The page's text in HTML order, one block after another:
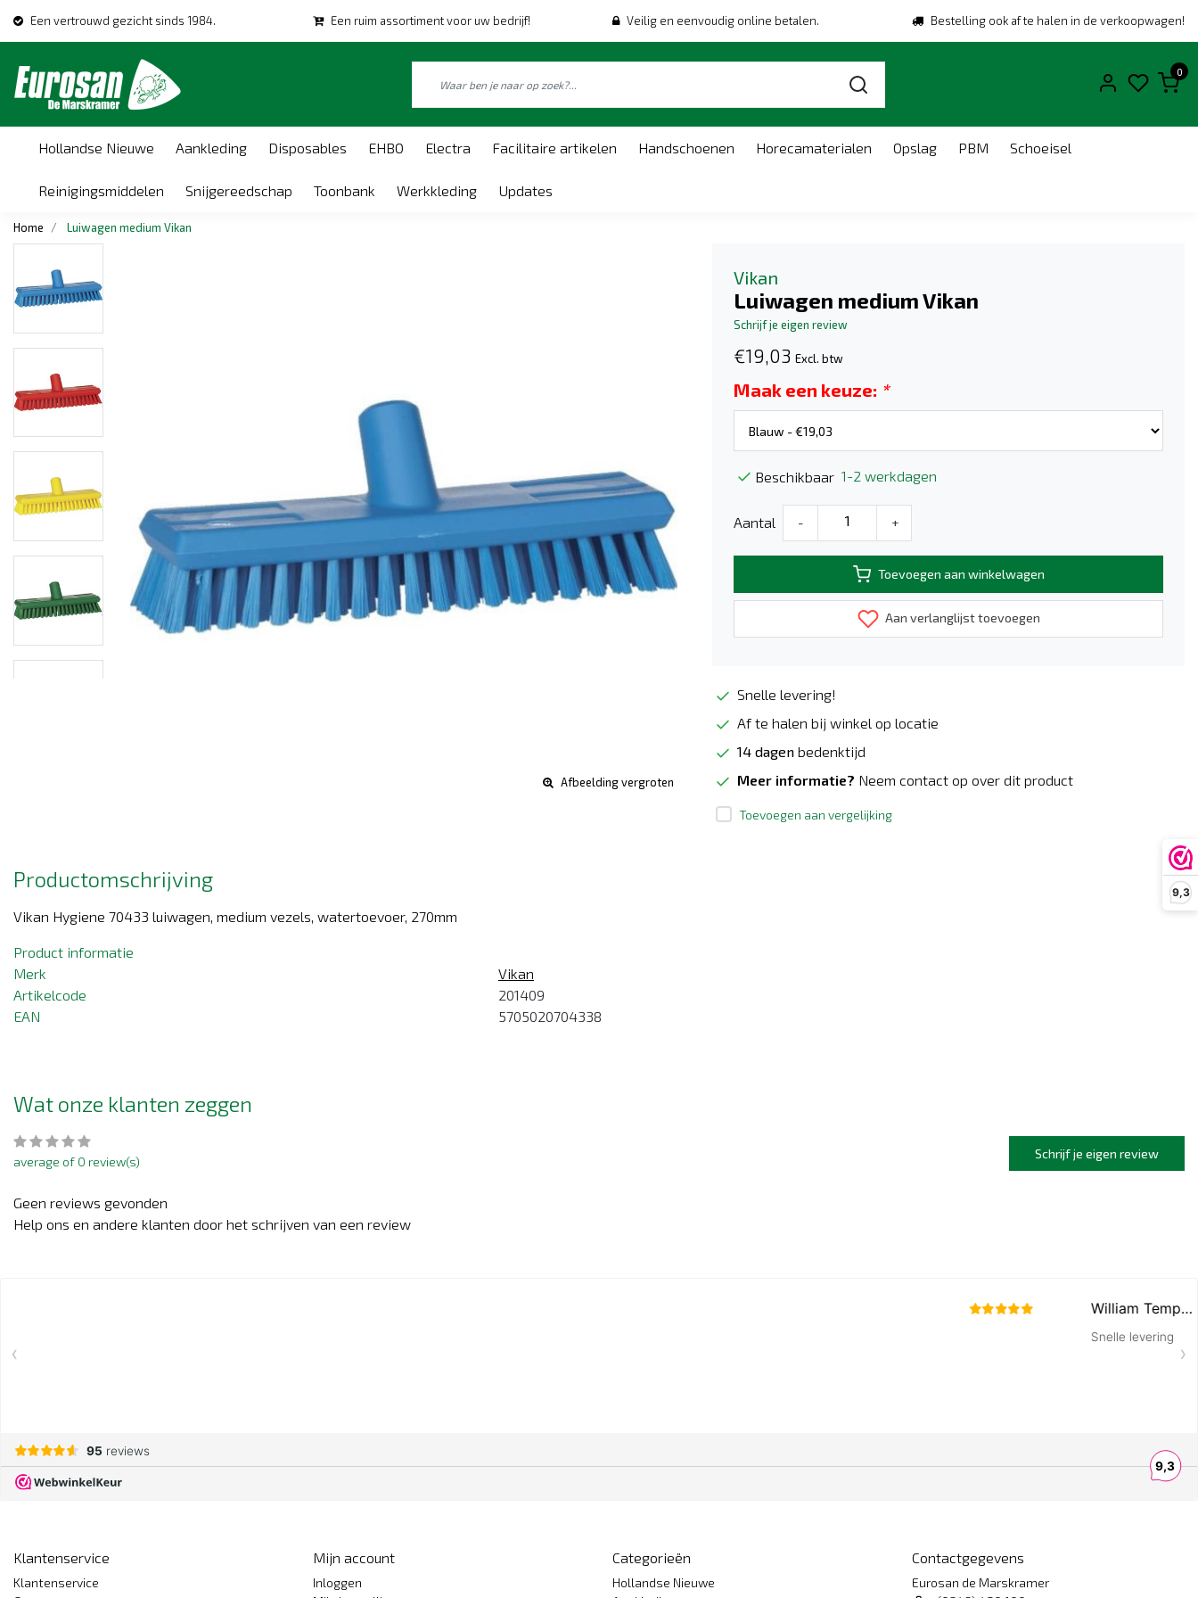
9,3
Een vertrouwd gezicht sinds 1984. Een ruim assortiment voor uw bedrijf! Veilig en eenvoudig online betalen. Bestelling ook af te halen in de verkoopwagen!
0
Hollandse Nieuwe Aankleding Disposables EHBO Electra Facilitaire artikelen Handschoenen Horecamaterialen Opslag PBM Schoeisel
Reinigingsmiddelen Snijgereedschap Toonbank Werkkleding Updates
Home Luiwagen medium Vikan
Afbeelding vergroten
Vikan
Luiwagen medium Vikan
Schrijf je eigen review
€19,03 Excl. btw
Maak een keuze: *
Beschikbaar 1-2 werkdagen
Aantal - +
Toevoegen aan winkelwagen
Aan verlanglijst toevoegen
Snelle levering!
Af te halen bij winkel op locatie
14 dagen bedenktijd
Meer informatie? Neem contact op over dit product
Toevoegen aan vergelijking
Productomschrijving
Vikan Hygiene 70433 luiwagen, medium vezels, watertoevoer, 270mm
Product informatie
Merk
Vikan
Artikelcode
201409
EAN
5705020704338
Wat onze klanten zeggen
average of 0 review(s)
Schrijf je eigen review
Geen reviews gevonden
Help ons en andere klanten door het schrijven van een review
Klantenservice
Klantenservice
Mijn account
Inloggen
Categorieën
Hollandse Nieuwe
Contactgegevens
Eurosan de Marskramer